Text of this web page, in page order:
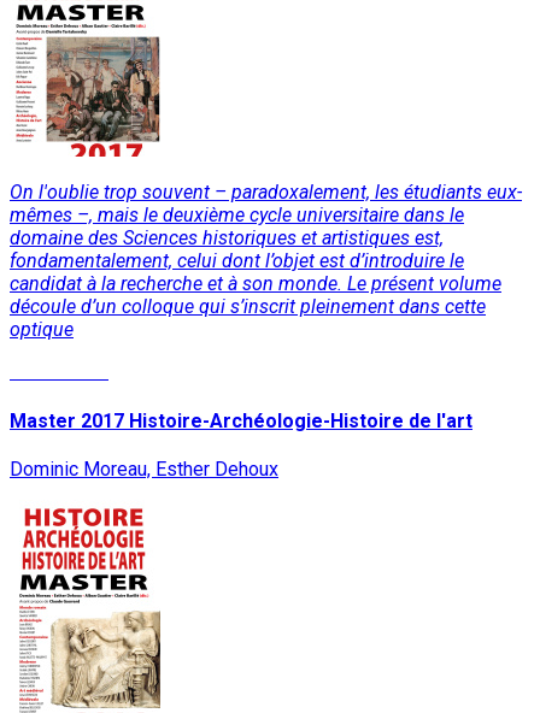
On l'oublie trop souvent – paradoxalement, les étudiants eux-
mêmes –, mais le deuxième cycle universitaire dans le
domaine des Sciences historiques et artistiques est,
fondamentalement, celui dont l’objet est d’introduire le
candidat à la recherche et à son monde. Le présent volume
découle d’un colloque qui s’inscrit pleinement dans cette
optique
Master 2017 Histoire-Archéologie-Histoire de l'art
Dominic Moreau, Esther Dehoux